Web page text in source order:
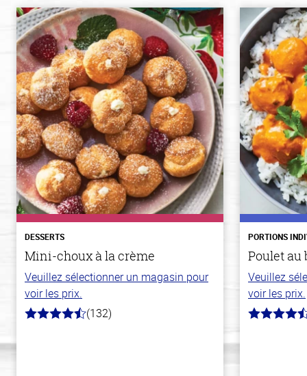
DESSERTS
Mini-choux à la crème
Veuillez sélectionner un magasin pour
voir les prix.
4.8
(132)
PORTIONS
Poulet au
Veuillez
voir les prix.
4.3